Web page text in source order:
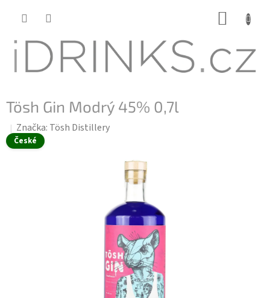
Tösh Gin Modrý 45% 0,7l
České
Značka: Tösh Distillery